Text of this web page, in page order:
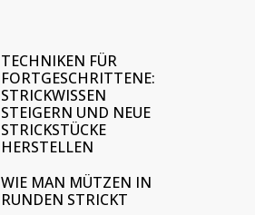
TECHNIKEN FÜR
FORTGESCHRITTENE:
STRICKWISSEN
STEIGERN UND NEUE
STRICKSTÜCKE
HERSTELLEN
WIE MAN MÜTZEN IN
RUNDEN STRICKT